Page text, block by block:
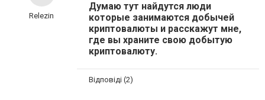
Relezin
Думаю тут найдутся люди
которые занимаются добычей
криптовалюты и расскажут мне,
где вы храните свою добытую
криптовалюту.
Відповіді (2)